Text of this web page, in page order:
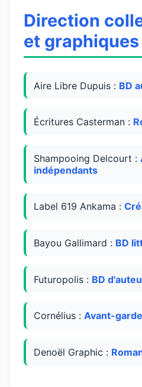
Direction
et graphiques
Aire Libre Dupuis : BD
Écritures Casterman :
Shampooing Delcourt :
indépendants
Label 619 Ankama :
Bayou Gallimard : BD
Futuropolis : BD
Cornélius : Avant-
Denoël Graphic :